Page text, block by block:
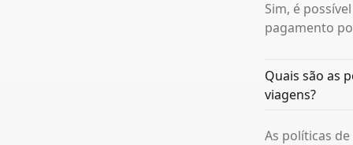
Sim, é
pagamento
Quais são as
viagens?
As políticas